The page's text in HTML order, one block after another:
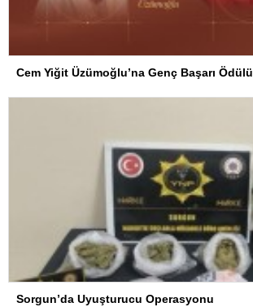
Cem Yiğit Üzümoğlu’na Genç Başarı Ödülü
Sorgun’da Uyuşturucu Operasyonu